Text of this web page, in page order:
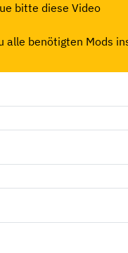
bitte diese Video
alle benötigten Mods